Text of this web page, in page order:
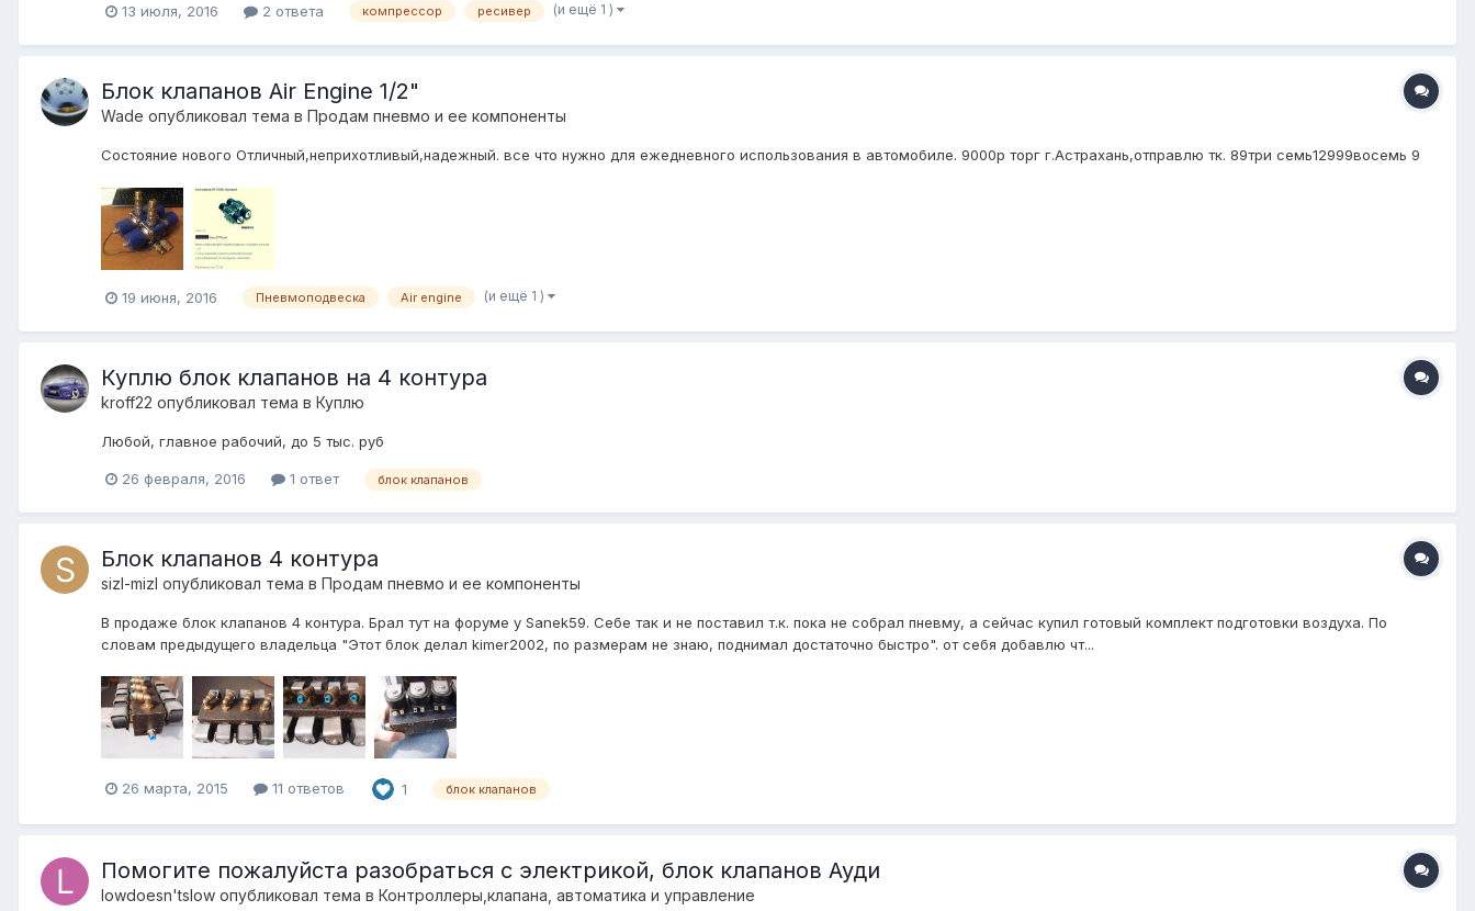
13 июля, 2016 2 ответа компрессор ресивер (и ещё 1 )
Блок клапанов Air Engine 1/2"
Wade опубликовал тема в Продам пневмо и ее компоненты
Состояние нового Отличный,неприхотливый,надежный. все что нужно для ежедневного использования в автомобиле. 9000р торг г.Астрахань,отправлю тк. 89три семь12999восемь 9
19 июня, 2016 Пневмоподвеска Air engine (и ещё 1 )
Куплю блок клапанов на 4 контура
kroff22 опубликовал тема в Куплю
Любой, главное рабочий, до 5 тыс. руб
26 февраля, 2016 1 ответ блок клапанов
Блок клапанов 4 контура
sizl-mizl опубликовал тема в Продам пневмо и ее компоненты
В продаже блок клапанов 4 контура. Брал тут на форуме у Sanek59. Себе так и не поставил т.к. пока не собрал пневму, а сейчас купил готовый комплект подготовки воздуха. По
словам предыдущего владельца "Этот блок делал kimer2002, по размерам не знаю, поднимал достаточно быстро". от себя добавлю чт...
26 марта, 2015 11 ответов 1 блок клапанов
Помогите пожалуйста разобраться с электрикой, блок клапанов Ауди
lowdoesn'tslow опубликовал тема в Контроллеры,клапана, автоматика и управление